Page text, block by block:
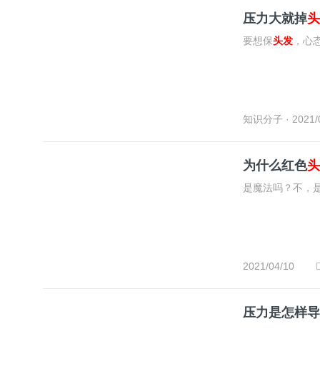
压力大就掉
要想保头发 ，心
知识分子 ·
为什么红色
是魔法吗？不
2021/04/10
压力是怎样